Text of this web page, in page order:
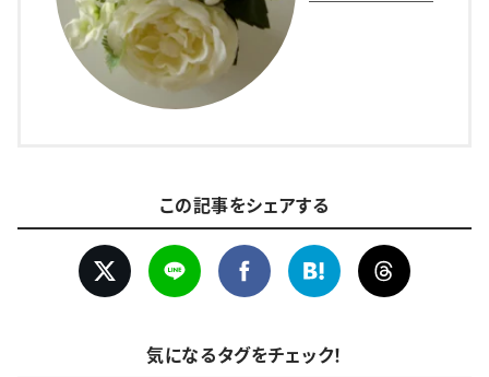
この記事をシェアする
気になるタグをチェック！